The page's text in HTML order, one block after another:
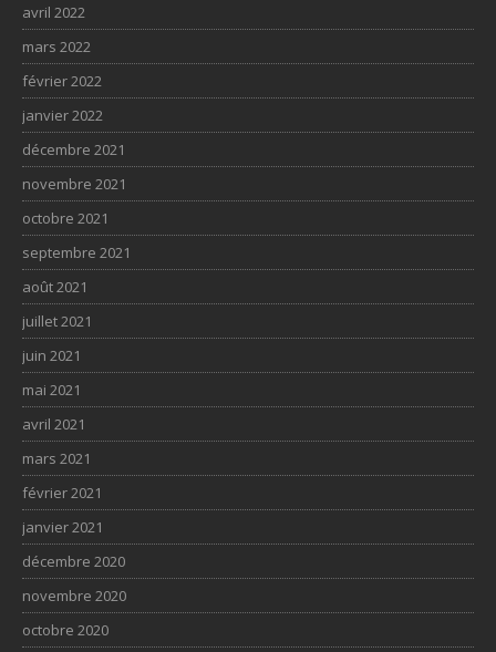
avril 2022
mars 2022
février 2022
janvier 2022
décembre 2021
novembre 2021
octobre 2021
septembre 2021
août 2021
juillet 2021
juin 2021
mai 2021
avril 2021
mars 2021
février 2021
janvier 2021
décembre 2020
novembre 2020
octobre 2020